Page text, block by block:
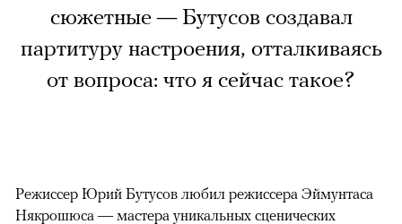
сюжетные — Бутусов создавал
партитуру настроения, отталкиваясь
от вопроса: что я сейчас такое?
Режиссер Юрий Бутусов любил режиссера Эймунтаса
Някрошюса — мастера уникальных сценических